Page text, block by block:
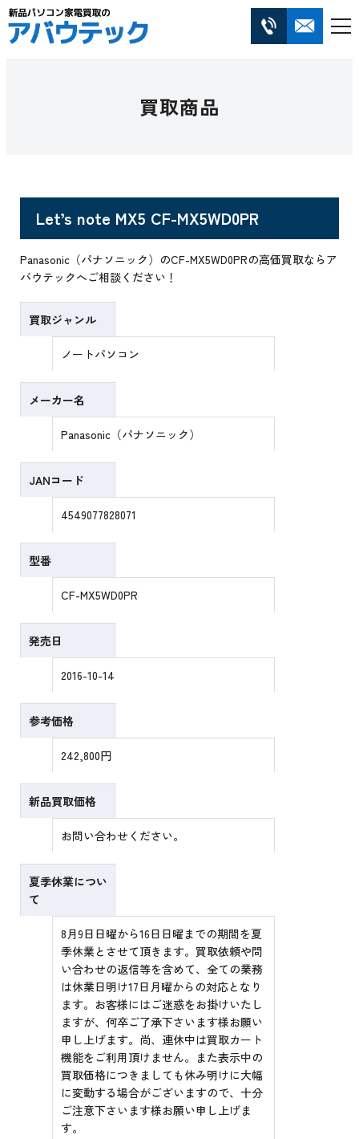
買取商品
Let’s note MX5 CF-MX5WD0PR
Panasonic（パナソニック）のCF-MX5WD0PRの高価買取ならア
バウテックへご相談ください！
買取ジャンル
ノートパソコン
メーカー名
Panasonic（パナソニック）
JANコード
4549077828071
型番
CF-MX5WD0PR
発売日
2016-10-14
参考価格
242,800円
新品買取価格
お問い合わせください。
夏季休業につい
て
8月9日日曜から16日日曜までの期間を夏
季休業とさせて頂きます。買取依頼や問
い合わせの返信等を含めて、全ての業務
は休業日明け17日月曜からの対応となり
ます。お客様にはご迷惑をお掛けいたし
ますが、何卒ご了承下さいます様お願い
申し上げます。尚、連休中は買取カート
機能をご利用頂けません。また表示中の
買取価格につきましても休み明けに大幅
に変動する場合がございますので、十分
ご注意下さいます様お願い申し上げま
す。